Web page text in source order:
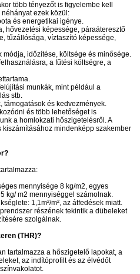
több tényezőt is figyelembe kell
ezek közül:
és energetikai igénye.
hővezetési képessége, páraáteresztő
tűzállósága, víztaszító képessége,
módja, időzítése, költsége és minősége.
a fűtési költségre, a
munkák, mint például a
stb.
támogatások és kedvezmények.
és több lehetőséget is
a homlokzati hőszigetelésről. A
mindenképp szakember
mennyisége 8 kg/m2, egyes
kg/ m2 mennyiséggel számolnak.
1,1m²/m², az átfedések miatt.
részének tekintik a dübeleket
szolgálnak.
(THR)?
tartalmazza a hőszigetelő lapokat, a
az indítóprofilt és az élvédőt